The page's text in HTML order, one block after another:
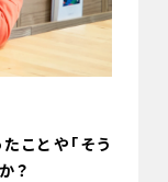
ことや「そう
？